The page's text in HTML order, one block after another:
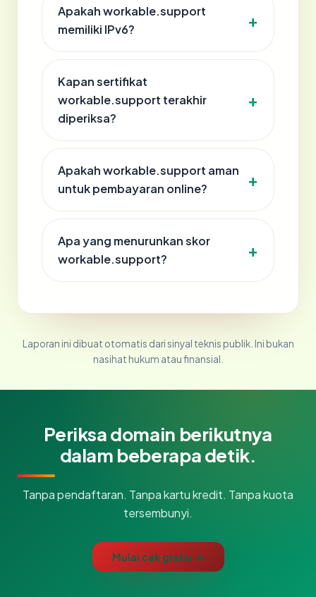
Apakah workable.support
memiliki IPv6?
Kapan sertifikat
workable.support terakhir
diperiksa?
Apakah workable.support aman
untuk pembayaran online?
Apa yang menurunkan skor
workable.support?
Laporan ini dibuat otomatis dari sinyal teknis publik. Ini bukan
nasihat hukum atau finansial.
Periksa domain berikutnya
dalam beberapa detik.
Tanpa pendaftaran. Tanpa kartu kredit. Tanpa kuota
tersembunyi.
Mulai cek gratis →